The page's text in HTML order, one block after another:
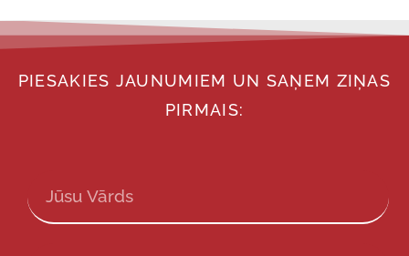
PIESAKIES JAUNUMIEM UN SAŅEM ZIŅAS
PIRMAIS: